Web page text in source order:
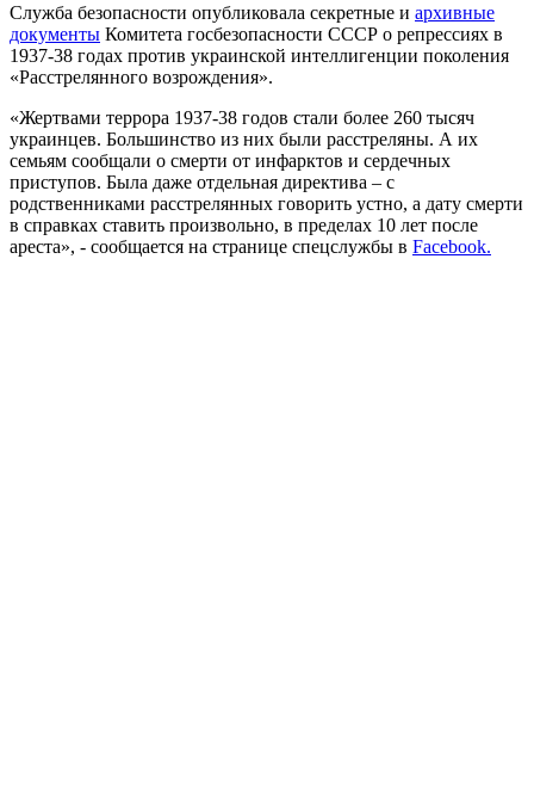
Служба безопасности опубликовала секретные и архивные
документы Комитета госбезопасности СССР о репрессиях в
1937-38 годах против украинской интеллигенции поколения
«Расстрелянного возрождения».
«Жертвами террора 1937-38 годов стали более 260 тысяч
украинцев. Большинство из них были расстреляны. А их
семьям сообщали о смерти от инфарктов и сердечных
приступов. Была даже отдельная директива – с
родственниками расстрелянных говорить устно, а дату смерти
в справках ставить произвольно, в пределах 10 лет после
ареста», - сообщается на странице спецслужбы в Facebook.